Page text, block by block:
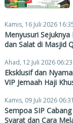
Kamis, 16 Juli 2026
Menyusuri
dan Salat di Masjid
Ahad, 12 Juli 2026
Eksklusif dan
VIP Jemaah Haji
Kamis, 09 Juli 2026
Sempoa SIP
Syarat dan Cara